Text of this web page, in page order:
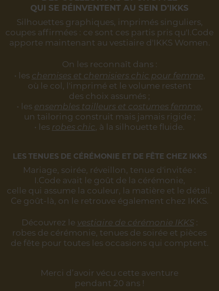
QUI SE RÉINVENTENT AU SEIN D'IKKS
Silhouettes graphiques, imprimés singuliers,
coupes affirmées : ce sont ces partis pris qu'I.Code
apporte maintenant au vestiaire d'IKKS Women.
On les reconnaît dans :
• les chemises et chemisiers chic pour femme,
où le col, l'imprimé et le volume restent
des choix assumés ;
• les ensembles tailleurs et costumes femme,
un tailoring construit mais jamais rigide ;
• les robes chic, à la silhouette fluide.
LES TENUES DE CÉRÉMONIE ET DE FÊTE CHEZ IKKS
Mariage, soirée, réveillon, tenue d'invitée :
I.Code avait le goût de la cérémonie,
celle qui assume la couleur, la matière et le détail.
Ce goût-là, on le retrouve également chez IKKS.
Découvrez le vestiaire de cérémonie IKKS:
robes de cérémonie, tenues de soirée et pièces
de fête pour toutes les occasions qui comptent.
Merci d’avoir vécu cette aventure
pendant 20 ans !